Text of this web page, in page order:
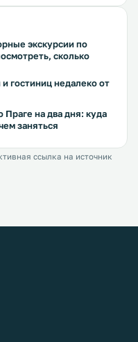
экскурсии по
сколько
гостиниц недалеко от
на два дня: куда
заняться
ссылка на источник